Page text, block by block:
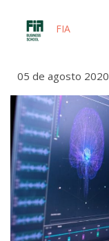
FIA
05 de agosto 2020